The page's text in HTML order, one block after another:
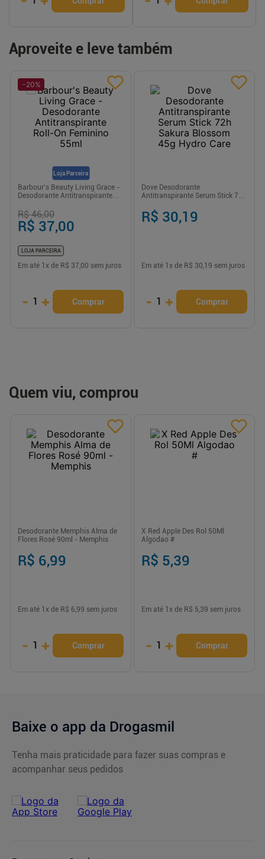
Aproveite e leve também
Loja Parceira
-20%
Barbour's Beauty Living Grace -
Desodorante Antitranspirante
R$ 46,00
R$ 37,00
LOJA PARCEIRA
Em até 1 x de R$ 37,00 sem juros
- 1 + Comprar
Dove Desodorante
Antitranspirante Serum Stick 72h
R$ 30,19
Em até 1 x de R$ 30,19 sem juros
- 1 + Comprar
Quem viu, comprou
Desodorante Memphis Alma de
Flores Rosé 90ml - Memphis
R$ 6,99
Em até 1 x de R$ 6,99 sem juros
- 1 + Comprar
X Red Apple Des Rol 50Ml
Algodao #
R$ 5,39
Em até 1 x de R$ 5,39 sem juros
- 1 + Comprar